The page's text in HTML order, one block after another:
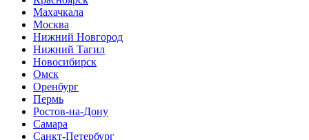
Махачкала
Москва
Нижний Новгород
Нижний Тагил
Новосибирск
Омск
Оренбург
Пермь
Ростов-на-Дону
Самара
Санкт-Петербург